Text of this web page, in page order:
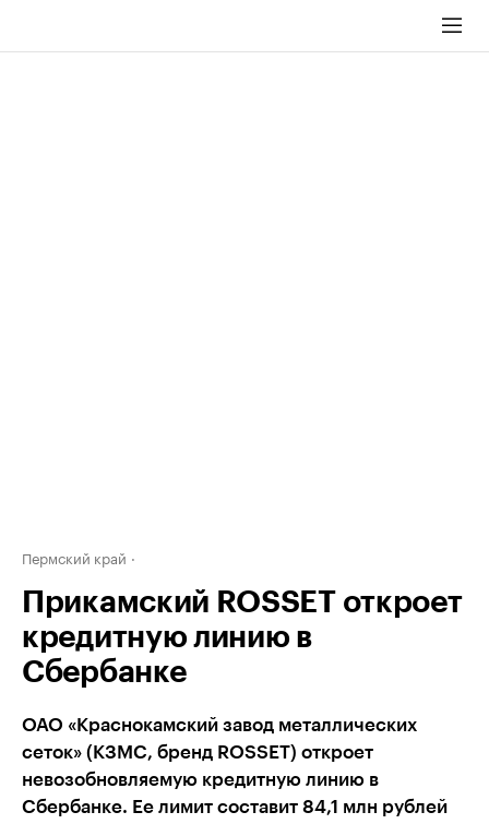
Пермский край
Прикамский ROSSET откроет
кредитную линию в
Сбербанке
ОАО «Краснокамский завод металлических
сеток» (КЗМС, бренд ROSSET) откроет
невозобновляемую кредитную линию в
Сбербанке. Ее лимит составит 84,1 млн рублей